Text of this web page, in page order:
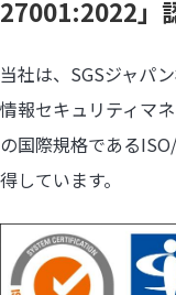
27001:2022」
当社は、SGSジャパ
情報セキュリティマ
の国際規格である
得しています。